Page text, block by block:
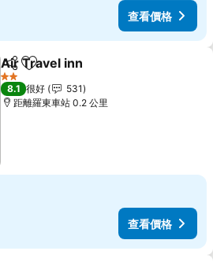
查看價格
分享 放到收藏夾
Air Travel inn
2 星級
8.1 很好
531
距離羅東車站 0.2 公里
查看價格